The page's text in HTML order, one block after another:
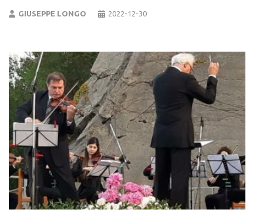
GIUSEPPE LONGO 2022-12-30